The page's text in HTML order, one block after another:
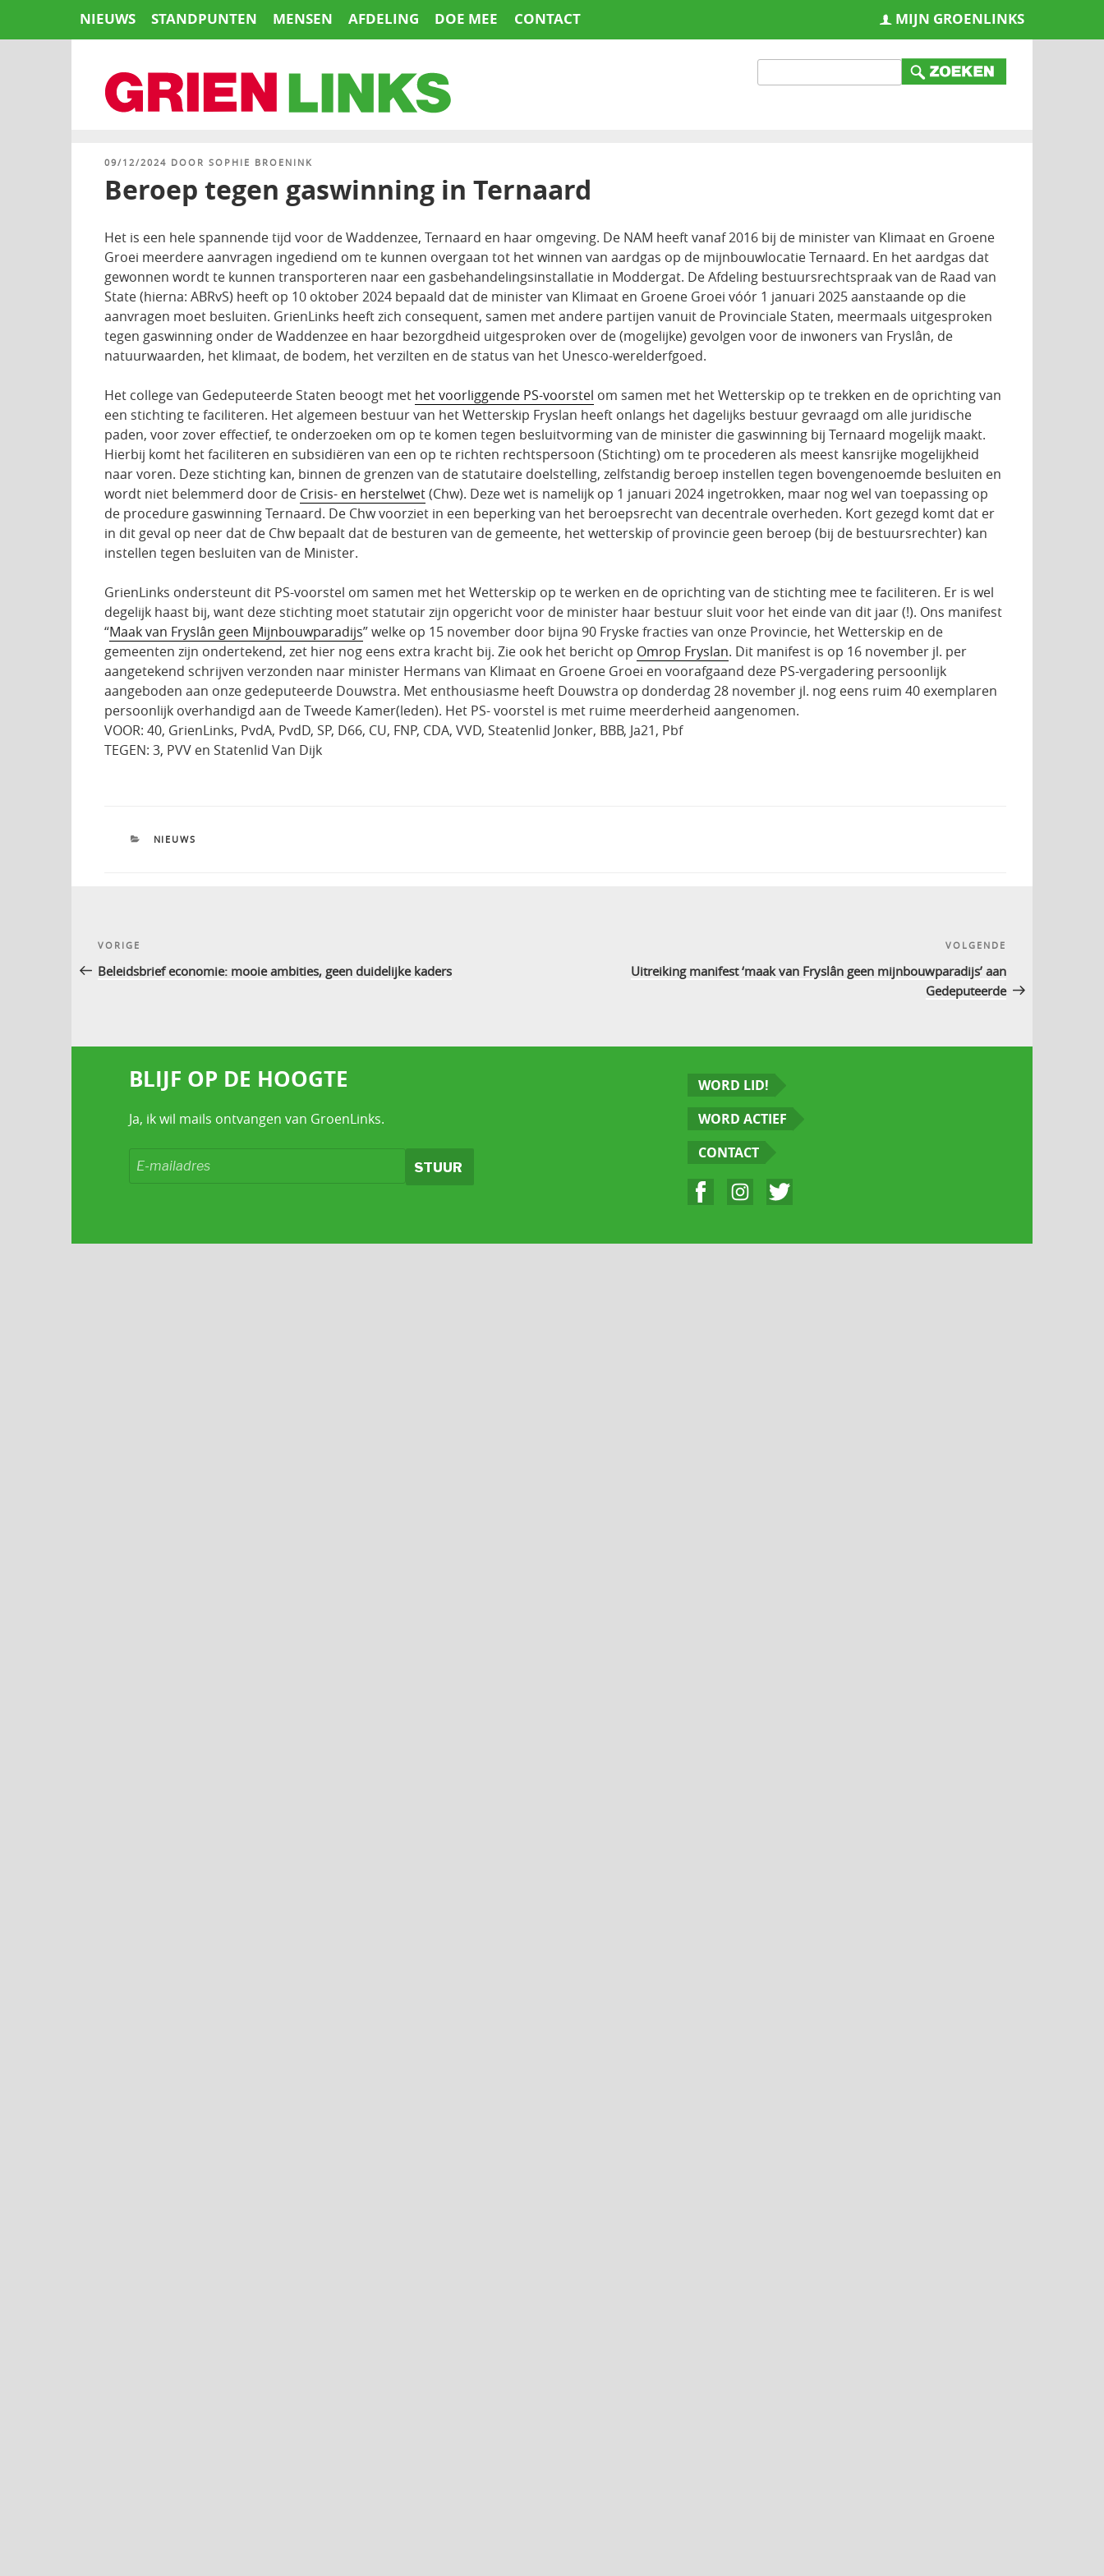
NIEUWS STANDPUNTEN MENSEN AFDELING DOE MEE CONTACT MIJN GROENLINKS
GEPLAATST
09/12/2024 DOOR SOPHIE BROENINK
Beroep tegen gaswinning in Ternaard
Het is een hele spannende tijd voor de Waddenzee, Ternaard en haar omgeving. De NAM heeft vanaf 2016 bij de minister van Klimaat en Groene
Groei meerdere aanvragen ingediend om te kunnen overgaan tot het winnen van aardgas op de mijnbouwlocatie Ternaard. En het aardgas dat
gewonnen wordt te kunnen transporteren naar een gasbehandelingsinstallatie in Moddergat. De Afdeling bestuursrechtspraak van de Raad van
State (hierna: ABRvS) heeft op 10 oktober 2024 bepaald dat de minister van Klimaat en Groene Groei vóór 1 januari 2025 aanstaande op die
aanvragen moet besluiten. GrienLinks heeft zich consequent, samen met andere partijen vanuit de Provinciale Staten, meermaals uitgesproken
tegen gaswinning onder de Waddenzee en haar bezorgdheid uitgesproken over de (mogelijke) gevolgen voor de inwoners van Fryslân, de
natuurwaarden, het klimaat, de bodem, het verzilten en de status van het Unesco-werelderfgoed.
Het college van Gedeputeerde Staten beoogt met het voorliggende PS-voorstel om samen met het Wetterskip op te trekken en de oprichting van
een stichting te faciliteren. Het algemeen bestuur van het Wetterskip Fryslan heeft onlangs het dagelijks bestuur gevraagd om alle juridische
paden, voor zover effectief, te onderzoeken om op te komen tegen besluitvorming van de minister die gaswinning bij Ternaard mogelijk maakt.
Hierbij komt het faciliteren en subsidiëren van een op te richten rechtspersoon (Stichting) om te procederen als meest kansrijke mogelijkheid
naar voren. Deze stichting kan, binnen de grenzen van de statutaire doelstelling, zelfstandig beroep instellen tegen bovengenoemde besluiten en
wordt niet belemmerd door de Crisis- en herstelwet(Chw). Deze wet is namelijk op 1 januari 2024 ingetrokken, maar nog wel van toepassing op
de procedure gaswinning Ternaard. De Chw voorziet in een beperking van het beroepsrecht van decentrale overheden. Kort gezegd komt dat er
in dit geval op neer dat de Chw bepaalt dat de besturen van de gemeente, het wetterskip of provincie geen beroep (bij de bestuursrechter) kan
instellen tegen besluiten van de Minister.
GrienLinks ondersteunt dit PS-voorstel om samen met het Wetterskip op te werken en de oprichting van de stichting mee te faciliteren. Er is wel
degelijk haast bij, want deze stichting moet statutair zijn opgericht voor de minister haar bestuur sluit voor het einde van dit jaar (!). Ons manifest
“Maak van Fryslân geen Mijnbouwparadijs” welke op 15 november door bijna 90 Fryske fracties van onze Provincie, het Wetterskip en de
gemeenten zijn ondertekend, zet hier nog eens extra kracht bij. Zie ook het bericht op Omrop Fryslan. Dit manifest is op 16 november jl. per
aangetekend schrijven verzonden naar minister Hermans van Klimaat en Groene Groei en voorafgaand deze PS-vergadering persoonlijk
aangeboden aan onze gedeputeerde Douwstra. Met enthousiasme heeft Douwstra op donderdag 28 november jl. nog eens ruim 40 exemplaren
persoonlijk overhandigd aan de Tweede Kamer(leden). Het PS- voorstel is met ruime meerderheid aangenomen.
VOOR: 40, GrienLinks, PvdA, PvdD, SP, D66, CU, FNP, CDA, VVD, Steatenlid Jonker, BBB, Ja21, Pbf
TEGEN: 3, PVV en Statenlid Van Dijk
CATEGORIEËN
NIEUWS
Bericht
navigatie
Vorig
bericht
VORIGE
Beleidsbrief economie: mooie ambities, geen duidelijke kaders
bericht
VOLGENDE
Uitreiking manifest ‘maak van Fryslân geen mijnbouwparadijs’ aan
Gedeputeerde
BLIJF OP DE HOOGTE
Ja, ik wil mails ontvangen van GroenLinks.
WORD LID!
WORD ACTIEF
CONTACT